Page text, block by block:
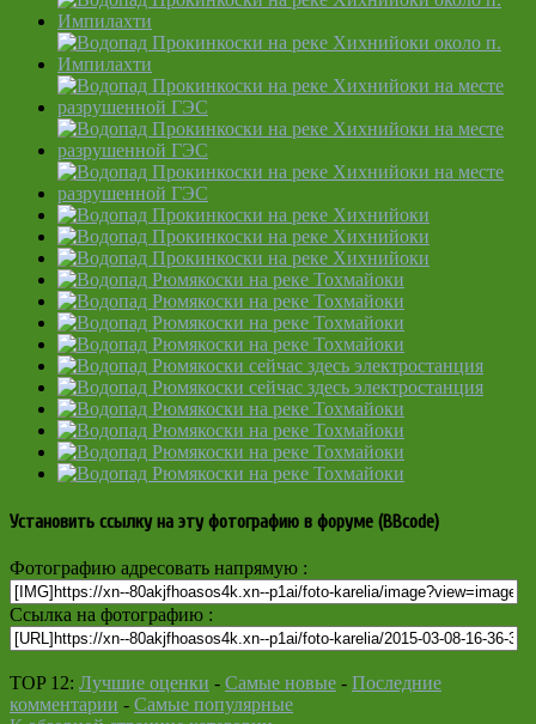
Установить ссылку на эту фотографию в форуме (BBcode)
Фотографию адресовать напрямую :
Ссылка на фотографию :
TOP 12: Лучшие оценки - Самые новые - Последние
комментарии - Самые популярные